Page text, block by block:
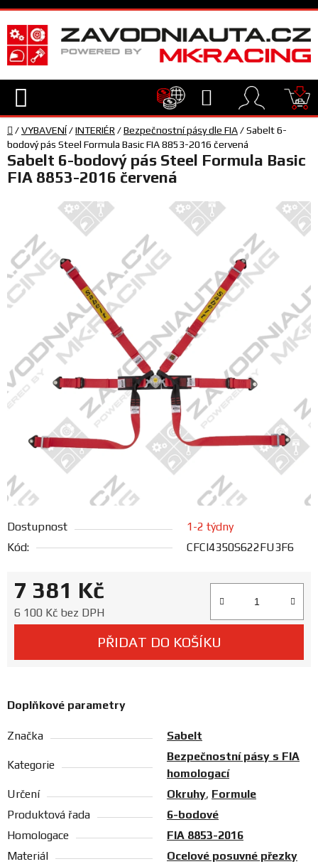
Přejít
na
obsah
Hledat
TECHNIKA
VYBAVENÍ
TÝM
A
SERVIS
FANOUŠCI
Profil
firmy
Obchodní
podmínky
Doprava
Blog
a
katalogy
Domů
/VYBAVENÍ/INTERIÉR /Bezpečnostní pásy dle FIA/Sabelt 6-
bodový pás Steel Formula Basic FIA 8853-2016 červená
Dostupnost
1-2 týdny
Kód:
CFCI4350S622FU3F6
7 381 Kč
6 100 Kč bez DPH
PŘIDAT DO KOŠÍKU
Doplňkové parametry
Značka Sabelt
Kategorie
Bezpečnostní pásy s FIA
homologací
Určení
Okruhy, Formule
Produktová řada
6-bodové
Homologace
FIA 8853-2016
Materiál
Ocelové posuvné přezky
Sabelt 6-bodový pás Steel Formula Basic
FIA 8853-2016 červená